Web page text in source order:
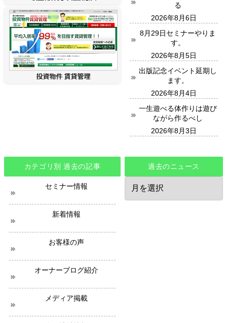
る
2026年8月6日
8月29日セミナーやりま
す。
2026年8月5日
出版記念イベント延期し
ます。
2026年8月4日
一生遊べる体作りは遊び
ながら作るべし
2026年8月3日
カテゴリ別 過去の記事
セミナー情報
新着情報
お客様の声
オーナーブログ紹介
メディア掲載
過去のニュース
過
の